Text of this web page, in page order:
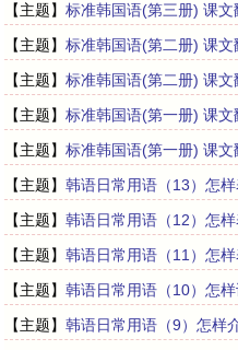
【主题】标准韩国语(第三册) 课
【主题】标准韩国语(第二册) 课
【主题】标准韩国语(第二册) 课
【主题】标准韩国语(第一册) 课
【主题】标准韩国语(第一册) 课
【主题】韩语日常用语（13）怎
【主题】韩语日常用语（12）怎
【主题】韩语日常用语（11）怎
【主题】韩语日常用语（10）怎
【主题】韩语日常用语（9）怎样